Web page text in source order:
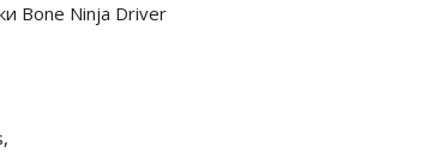
Bone Ninja Driver